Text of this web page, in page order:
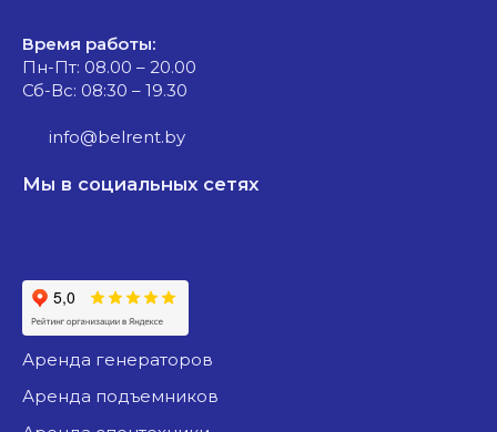
Время работы:
Пн-Пт: 08.00 – 20.00
Сб-Вс: 08:30 – 19.30
info@belrent.by
Мы в социальных сетях
аренда генераторов
аренда подъемников